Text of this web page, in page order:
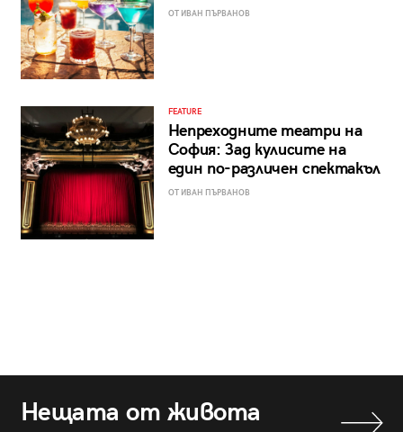
ОТ ИВАН ПЪРВАНОВ
FEATURE
Непреходните театри на
София: Зад кулисите на
един по-различен спектакъл
ОТ ИВАН ПЪРВАНОВ
Нещата от живота